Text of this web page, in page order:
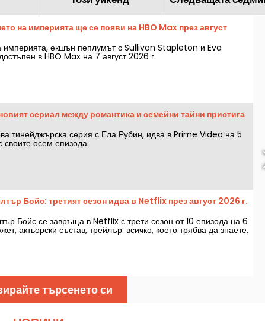
на империята ще се появи на HBO Max през август
империята, екшън пеплумът с Sullivan Stapleton и Eva
в HBO Max на 7 август 2026 г.
сериал между романтика и семейни тайни пристига
тинейджърска серия с Ела Рубин, идва в Prime Video на 5
своите осем епизода.
Бойс: третият сезон идва в Netflix през август 2026 г.
Бойс се завръща в Netflix с трети сезон от 10 епизода на 6
актьорски състав, трейлър: всичко, което трябва да знаете.
търсенето си